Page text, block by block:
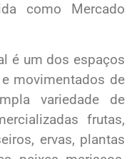
como Mercado
é um dos espaços
movimentados de
variedade de
frutas,
ervas, plantas